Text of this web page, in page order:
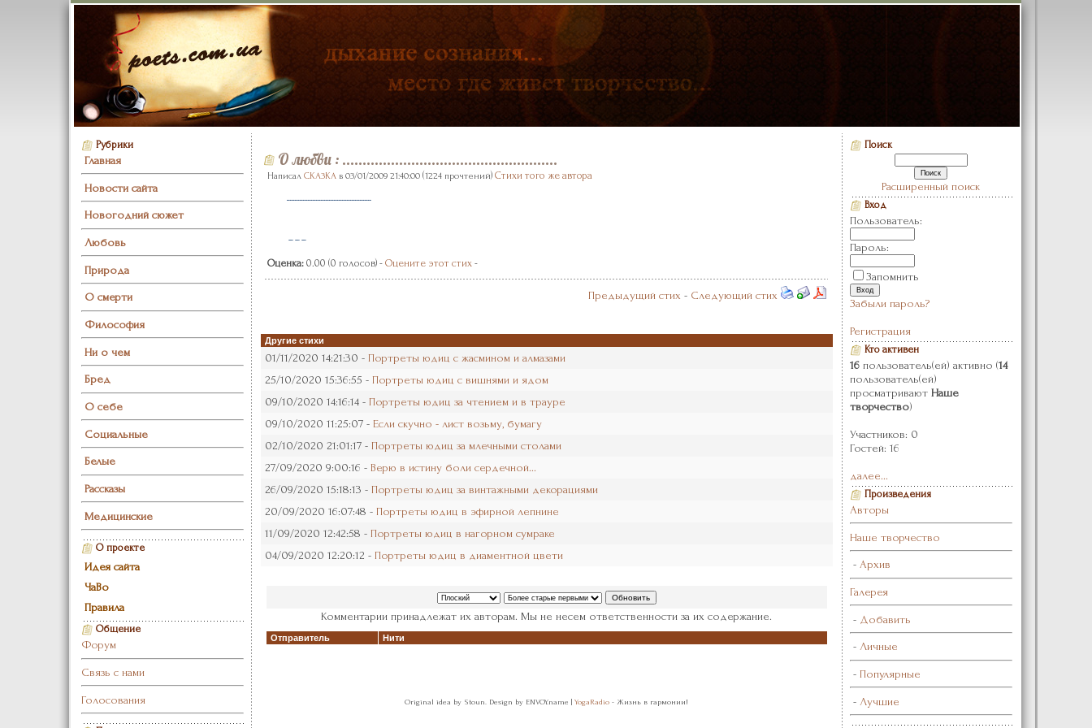
Рубрики
Главная
Новости сайта
Новогодний сюжет
Любовь
Природа
О смерти
Философия
Ни о чем
Бред
О себе
Социальные
Белые
Рассказы
Медицинские
О проекте
Идея сайта
ЧаВо
Правила
Общение
Форум
Связь с нами
Голосования
О любви: .....................................................
Написал CKA3KA в 03/01/2009 21:40:00(1224 прочтений) Стихи того же автора
....................................................
---
Оценка: 0.00 (0 голосов) - Оцените этот стих -
Предыдущий стих- Следующий стих
Другие стихи
01/11/2020 14:21:30 - Портреты юдиц с жасмином и алмазами
25/10/2020 15:36:55 - Портреты юдиц с вишнями и ядом
09/10/2020 14:16:14 - Портреты юдиц за чтением и в трауре
09/10/2020 11:25:07 - Если скучно - лист возьму, бумагу
02/10/2020 21:01:17 - Портреты юдиц за млечными столами
27/09/2020 9:00:16 - Верю в истину боли сердечной...
26/09/2020 15:18:13 - Портреты юдиц за винтажными декорациями
20/09/2020 16:07:48 - Портреты юдиц в эфирной лепнине
11/09/2020 12:42:58 - Портреты юдиц в нагорном сумраке
04/09/2020 12:20:12 - Портреты юдиц в диаментной цвети
Комментарии принадлежат их авторам. Мы не несем ответственности за их содержание.
Отправитель Нити
Original idea by Stoun. Design by ENVOY.name | YogaRadio - Жизнь в гармонии!
Поиск
Расширенный поиск
Вход
Пользователь:
Пароль:
Запомнить
Забыли пароль?
Регистрация
Кто активен
16пользователь(ей) активно (14
пользователь(ей)
просматривают Наше
творчество)
Участников: 0
Гостей: 16
далее...
Произведения
Авторы
Наше творчество
- Архив
Галерея
- Добавить
- Личные
- Популярные
- Лучшие